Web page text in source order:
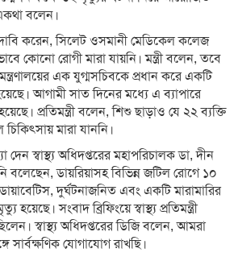
বলেন।
দাবি করেন, সিলেট ওসমানী মেডিকেল কলেজ
কোনো রোগী মারা যায়নি। মন্ত্রী বলেন, তবে
এক যুগ্মসচিবকে প্রধান করে একটি
আগামী সাত দিনের মধ্যে এ ব্যাপারে
প্রতিমন্ত্রী বলেন, শিশু ছাড়াও যে ২২ ব্যক্তি
মারা যাননি।
স্বাস্থ্য অধিদপ্তরের মহাপরিচালক ডা, দীন
বলেছেন, ডায়রিয়াসহ বিভিন্ন জটিল রোগে ১০
দুর্ঘটনাজনিত এবং একটি মারামারির
সংবাদ ব্রিফিংয়ে স্বাস্থ্য প্রতিমন্ত্রী
স্বাস্থ্য অধিদপ্তরের ডিজি বলেন, আমরা
সার্বক্ষণিক যোগাযোগ রাখছি।